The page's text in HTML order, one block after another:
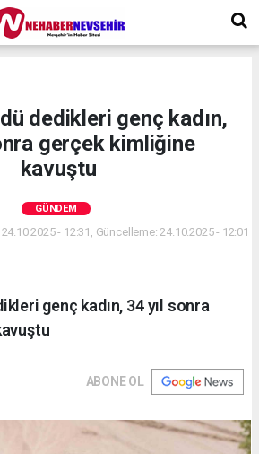
dedikleri genç kadın,
gerçek kimliğine
kavuştu
GÜNDEM
- 12:31, Güncelleme: 24.10.2025 - 12:01
genç kadın, 34 yıl sonra
ABONE OL